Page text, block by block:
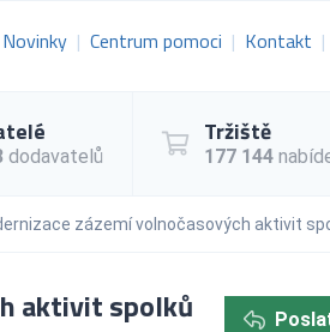
Novinky Centrum pomoci Kontakt
dodavatelů
Tržiště
177 144
zázemí volnočasových aktivit
aktivit spolků